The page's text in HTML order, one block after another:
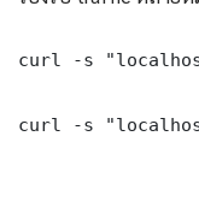
curl -s
curl -s